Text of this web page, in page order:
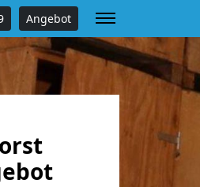
Angebot